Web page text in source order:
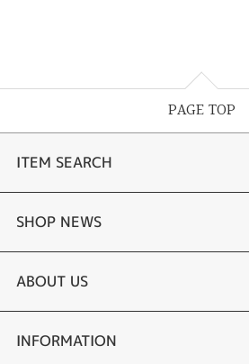
PAGE TOP
ITEM SEARCH
商品一覧
婚約指輪
結婚指輪
SHOP NEWS
リフォーム
金・プラチナ買取り
ABOUT US
会社概要
INFORMATION